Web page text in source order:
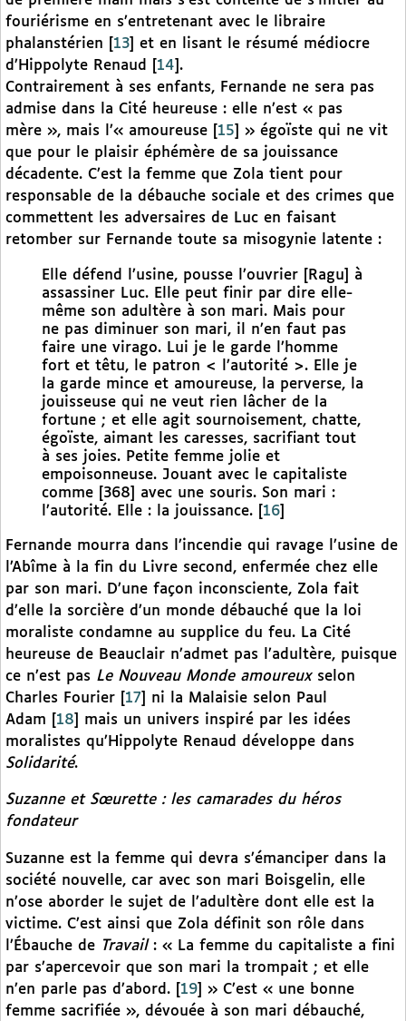
fouriérisme en s’entretenant avec le libraire
phalanstérien
13
et en lisant le résumé médiocre
d’Hippolyte Renaud
14 .
Contrairement à ses enfants, Fernande ne sera pas
admise dans la Cité heureuse : elle n’est « pas
mère », mais l’« amoureuse
15
» égoïste qui ne vit
que pour le plaisir éphémère de sa jouissance
décadente. C’est la femme que Zola tient pour
responsable de la débauche sociale et des crimes que
commettent les adversaires de Luc en faisant
retomber sur Fernande toute sa misogynie latente :
Elle défend l’usine, pousse l’ouvrier [Ragu] à
assassiner Luc. Elle peut finir par dire elle-
même son adultère à son mari. Mais pour
ne pas diminuer son mari, il n’en faut pas
faire une virago. Lui je le garde l’homme
fort et têtu, le patron < l’autorité >. Elle je
la garde mince et amoureuse, la perverse, la
jouisseuse qui ne veut rien lâcher de la
fortune ; et elle agit sournoisement, chatte,
égoïste, aimant les caresses, sacrifiant tout
à ses joies. Petite femme jolie et
empoisonneuse. Jouant avec le capitaliste
comme [368] avec une souris. Son mari :
l’autorité. Elle : la jouissance.
16
Fernande mourra dans l’incendie qui ravage l’usine de
l’Abîme à la fin du Livre second, enfermée chez elle
par son mari. D’une façon inconsciente, Zola fait
d’elle la sorcière d’un monde débauché que la loi
moraliste condamne au supplice du feu. La Cité
heureuse de Beauclair n’admet pas l’adultère, puisque
ce n’est pas Le Nouveau Monde amoureuxselon
Charles Fourier
17
ni la Malaisie selon Paul
Adam
18
mais un univers inspiré par les idées
moralistes qu’Hippolyte Renaud développe dans
Solidarité.
Suzanne et Sœurette : les camarades du héros
fondateur
Suzanne est la femme qui devra s’émanciper dans la
société nouvelle, car avec son mari Boisgelin, elle
n’ose aborder le sujet de l’adultère dont elle est la
victime. C’est ainsi que Zola définit son rôle dans
l’Ébauche de Travail: « La femme du capitaliste a fini
par s’apercevoir que son mari la trompait ; et elle
n’en parle pas d’abord.
19
» C’est « une bonne
femme sacrifiée », dévouée à son mari débauché,